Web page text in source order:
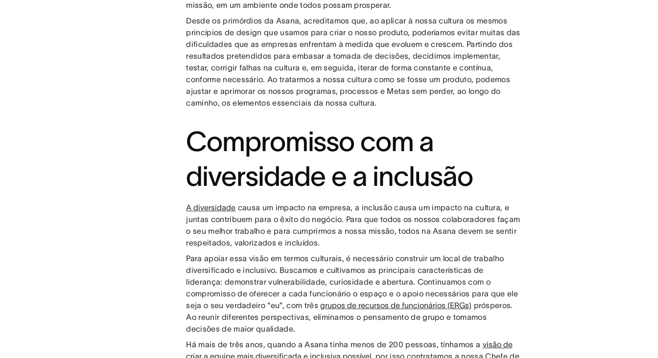
missão, em um ambiente onde todos possam prosperar.
Desde os primórdios da Asana, acreditamos que, ao aplicar à nossa cultura os mesmos
princípios de design que usamos para criar o nosso produto, poderíamos evitar muitas das
dificuldades que as empresas enfrentam à medida que evoluem e crescem. Partindo dos
resultados pretendidos para embasar a tomada de decisões, decidimos implementar,
testar, corrigir falhas na cultura e, em seguida, iterar de forma constante e contínua,
conforme necessário. Ao tratarmos a nossa cultura como se fosse um produto, podemos
ajustar e aprimorar os nossos programas, processos e Metas sem perder, ao longo do
caminho, os elementos essenciais da nossa cultura.
Compromisso com a
diversidade e a inclusão
A diversidade causa um impacto na empresa, a inclusão causa um impacto na cultura, e
juntas contribuem para o êxito do negócio. Para que todos os nossos colaboradores façam
o seu melhor trabalho e para cumprirmos a nossa missão, todos na Asana devem se sentir
respeitados, valorizados e incluídos.
Para apoiar essa visão em termos culturais, é necessário construir um local de trabalho
diversificado e inclusivo. Buscamos e cultivamos as principais características de
liderança: demonstrar vulnerabilidade, curiosidade e abertura. Continuamos com o
compromisso de oferecer a cada funcionário o espaço e o apoio necessários para que ele
seja o seu verdadeiro “eu”, com trêsgrupos de recursos de funcionários (ERGs) prósperos.
Ao reunir diferentes perspectivas, eliminamos o pensamento de grupo e tomamos
decisões de maior qualidade.
Há mais de três anos, quando a Asana tinha menos de 200 pessoas, tínhamos a visão de